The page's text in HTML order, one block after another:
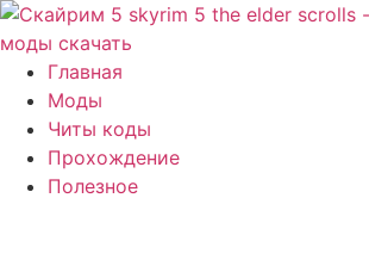
Перейти
к
содержимому
Главная
Моды
Читы коды
Прохождение
Полезное